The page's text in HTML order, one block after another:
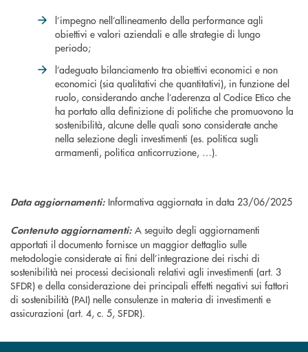
l’impegno nell’allineamento della performance agli
obiettivi e valori aziendali e alle strategie di lungo
periodo;
l’adeguato bilanciamento tra obiettivi economici e non
economici (sia qualitativi che quantitativi), in funzione del
ruolo, considerando anche l’aderenza al Codice Etico che
ha portato alla definizione di politiche che promuovono la
sostenibilità, alcune delle quali sono considerate anche
nella selezione degli investimenti (es. politica sugli
armamenti, politica anticorruzione, …).
Data aggiornamenti: Informativa aggiornata in data 23/06/2025
Contenuto aggiornamenti: A seguito degli aggiornamenti
apportati il documento fornisce un maggior dettaglio sulle
metodologie considerate ai fini dell’integrazione dei rischi di
sostenibilità nei processi decisionali relativi agli investimenti (art. 3
SFDR) e della considerazione dei principali effetti negativi sui fattori
di sostenibilità (PAI) nelle consulenze in materia di investimenti e
assicurazioni (art. 4, c. 5, SFDR).